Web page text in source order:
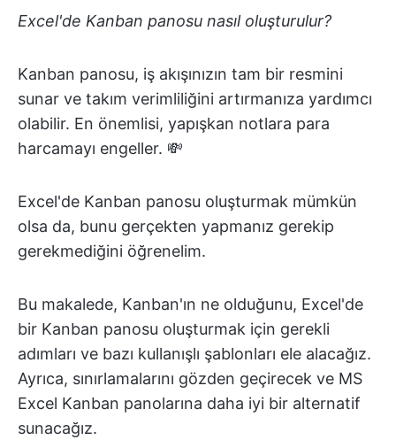
Excel'de Kanban panosu nasıl oluşturulur?
Kanban panosu, iş akışınızın tam bir resmini
sunar ve takım verimliliğini artırmanıza yardımcı
olabilir. En önemlisi, yapışkan notlara para
harcamayı engeller. 💸
Excel'de Kanban panosu oluşturmak mümkün
olsa da, bunu gerçekten yapmanız gerekip
gerekmediğini öğrenelim.
Bu makalede, Kanban'ın ne olduğunu, Excel'de
bir Kanban panosu oluşturmak için gerekli
adımları ve bazı kullanışlı şablonları ele alacağız.
Ayrıca, sınırlamalarını gözden geçirecek ve MS
Excel Kanban panolarına daha iyi bir alternatif
sunacağız.